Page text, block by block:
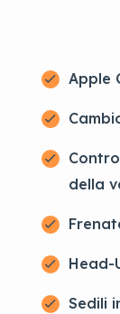
Apple
della
Head-
Sedili